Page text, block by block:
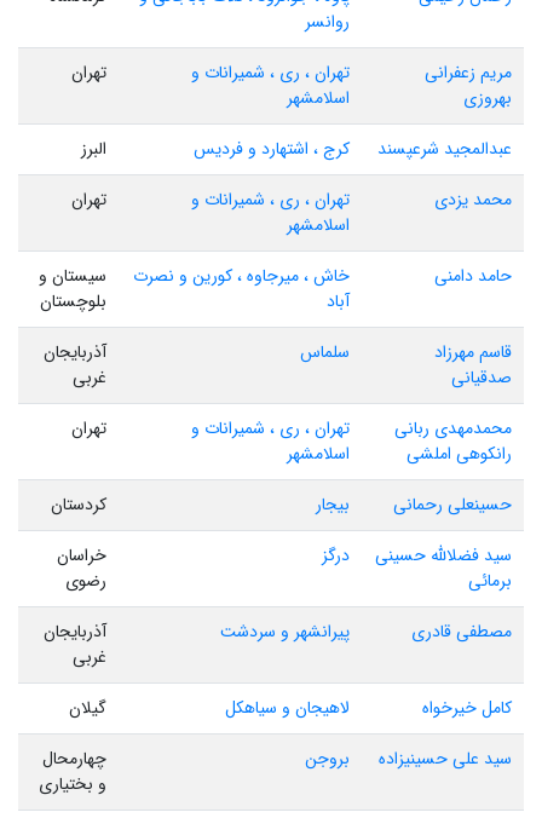
روانسر
مریم زعفرانی
بهروزی
تهران ، ری ، شمیرانات و
اسلامشهر
تهران
عبدالمجید شرعپسند کرج ، اشتهارد و فردیس
البرز
محمد یزدی
تهران ، ری ، شمیرانات و
اسلامشهر
تهران
حامد دامنی
خاش ، میرجاوه ، کورین و نصرت
آباد
سیستان و
بلوچستان
قاسم مهرزاد
صدقیانی
سلماس
آذربایجان
غربی
محمدمهدی ربانی
رانکوهی املشی
تهران ، ری ، شمیرانات و
اسلامشهر
تهران
حسینعلی رحمانی بیجار
کردستان
سید فضلالله حسینی
برمائی
درگز
خراسان
رضوی
مصطفی قادری
پیرانشهر و سردشت
آذربایجان
غربی
کامل خیرخواه
لاهیجان و سیاهکل
گیلان
سید علی حسینیزاده
بروجن
چهارمحال
و بختیاری